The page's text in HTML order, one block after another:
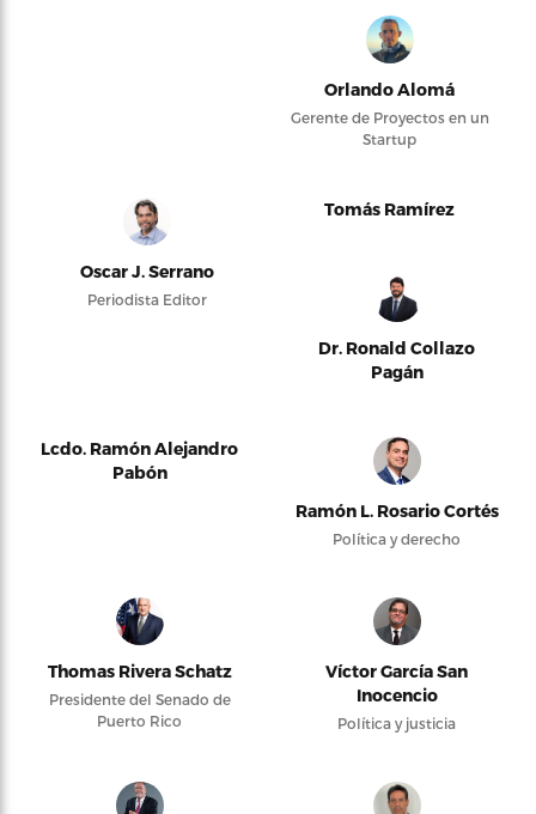
Orlando Alomá
Gerente de Proyectos en un
Startup
Oscar J. Serrano
Periodista Editor
Tomás Ramírez
Dr. Ronald Collazo
Pagán
Lcdo. Ramón Alejandro
Pabón
Ramón L. Rosario Cortés
Política y derecho
Thomas Rivera Schatz
Presidente del Senado de
Puerto Rico
Víctor García San
Inocencio
Política y justicia